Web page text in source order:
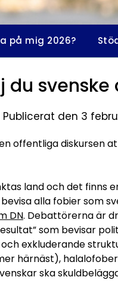
på mig 2026?
du svenske
Publicerat den 3
offentliga diskursen
land och det finns
alla fobier som
DN. Debattörerna är
som bevisar
exkluderande
härnäst),
ska